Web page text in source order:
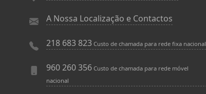
A Nossa Localização e Contactos
218 683 823 Custo de chamada para rede fixa nacional
960 260 356 Custo de chamada para rede móvel
nacional